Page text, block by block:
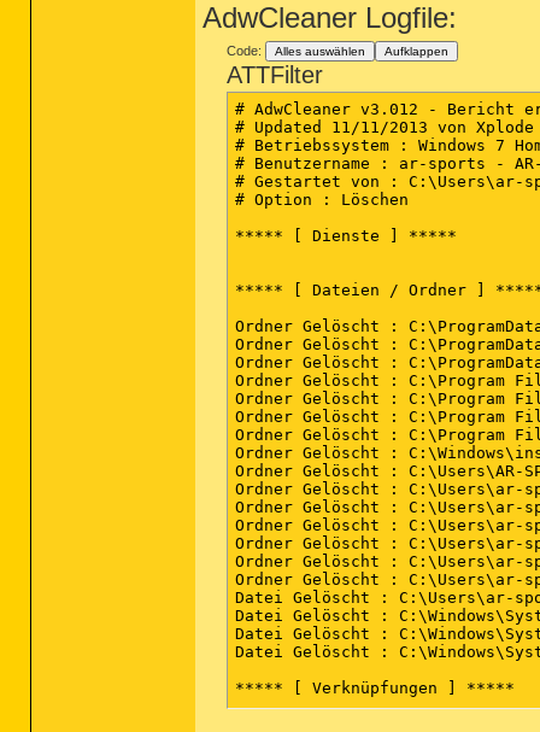
Infizierte Verzeichnisse: 0
(Keine bösartigen Objekte
Infizierte Dateien: 5
C:\Users\ar-
C:\Users\ar-
C:\Users\ar-
C:\Users\ar-
C:\Users\ar-
(Ende)
AdwCleaner Logfile:
Code: Alles auswählen Aufklappen
ATTFilter
# AdwCleaner v3.012 - Bericht
# Updated 11/11/2013 von Xplode
# Betriebssystem : Windows 7
# Benutzername : ar-sports - AR-
# Gestartet von : C:\Users\ar-
# Option : Löschen
***** [ Dienste ] *****
***** [ Dateien / Ordner ]
Ordner Gelöscht :
Ordner Gelöscht :
Ordner Gelöscht :
Ordner Gelöscht : C:\Program
Ordner Gelöscht : C:\Program
Ordner Gelöscht : C:\Program
Ordner Gelöscht : C:\Program
Ordner Gelöscht :
Ordner Gelöscht : C:\Users\AR-
Ordner Gelöscht : C:\Users\ar-
Ordner Gelöscht : C:\Users\ar-
Ordner Gelöscht : C:\Users\ar-
Ordner Gelöscht : C:\Users\ar-
Ordner Gelöscht : C:\Users\ar-
Ordner Gelöscht : C:\Users\ar-
Datei Gelöscht : C:\Users\ar-
Datei Gelöscht :
Datei Gelöscht :
Datei Gelöscht :
***** [ Verknüpfungen ] *****